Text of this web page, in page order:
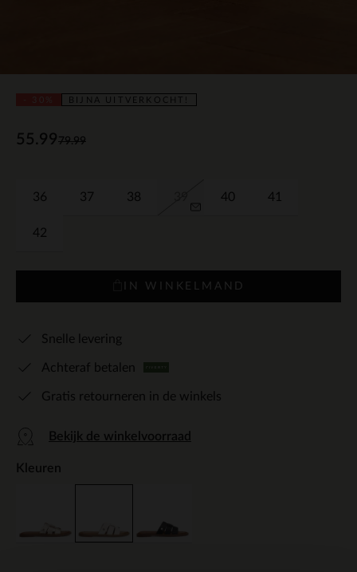
BIJNA UITVERKOCHT!
79.99
55.99
36 37 38 40 41
42
IN WINKELMAND
Snelle levering
Achteraf betalen
Gratis retourneren in de winkels
Bekijk de winkelvoorraad
Kleuren